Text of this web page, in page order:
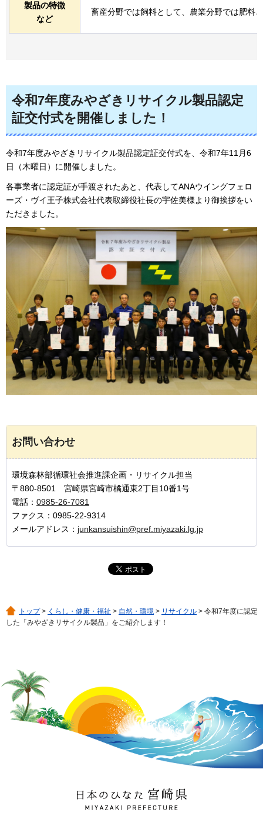
製品の特徴
など
畜産分野では飼料として、農業分野では肥料
令和7年度みやざきリサイクル製品認定
証交付式を開催しました！
令和7年度みやざきリサイクル製品認定証交付式を、令和7年11月6
日（木曜日）に開催しました。
各事業者に認定証が手渡されたあと、代表してANAウイングフェロ
ーズ・ヴイ王子株式会社代表取締役社長の宇佐美様より御挨拶をい
ただきました。
お問い合わせ
環境森林部循環社会推進課企画・リサイクル担当
〒880-8501 宮崎県宮崎市橘通東2丁目10番1号
電話： 0985-26-7081
ファクス：0985-22-9314
メールアドレス： junkansuishin@pref.miyazaki.lg.jp
トップ> くらし・健康・福祉 > 自然・環境 > リサイクル > 令和7年度に認定
した「みやざきリサイクル製品」をご紹介します！
日本のひなた 宮崎県
MIYAZAKI PREFECTURE